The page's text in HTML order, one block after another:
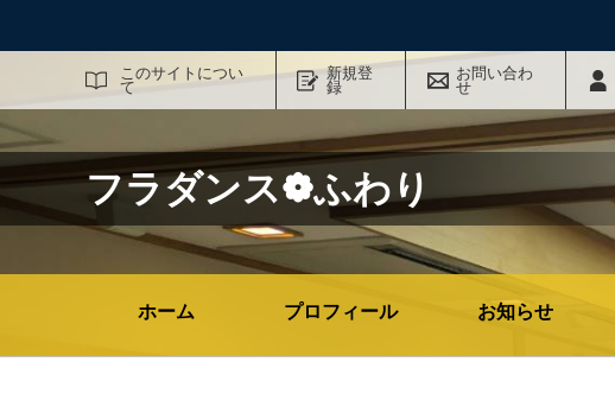
このサイトについ
て
新規登
録
お問い合わ
せ
サイト内検索
フラダンス❁ふわり
ホーム プロフィール お知らせ